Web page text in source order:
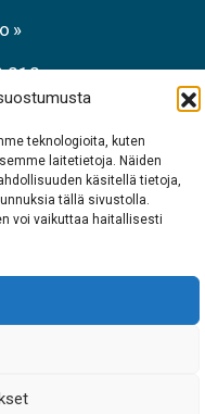
teknologioita, kuten
laitetietoja. Näiden
käsitellä tietoja,
tällä sivustolla.
voi vaikuttaa haitallisesti
212